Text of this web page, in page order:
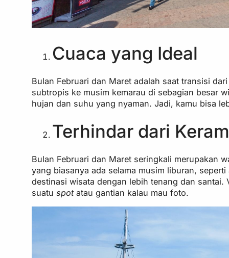
Cuaca yang Ideal
Bulan Februari dan Maret adalah saat transisi
subtropis ke musim kemarau di sebagian besar
hujan dan suhu yang nyaman. Jadi, kamu bisa
Terhindar dari
Bulan Februari dan Maret seringkali merupakan
yang biasanya ada selama musim liburan,
destinasi wisata dengan lebih tenang dan
suatuspotatau gantian kalau mau foto.